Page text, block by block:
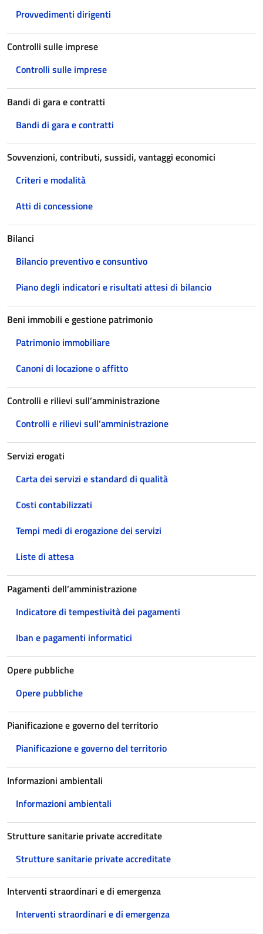
Provvedimenti dirigenti
Controlli sulle imprese
Controlli sulle imprese
Bandi di gara e contratti
Bandi di gara e contratti
Sovvenzioni, contributi, sussidi, vantaggi economici
Criteri e modalità
Atti di concessione
Bilanci
Bilancio preventivo e consuntivo
Piano degli indicatori e risultati attesi di bilancio
Beni immobili e gestione patrimonio
Patrimonio immobiliare
Canoni di locazione o affitto
Controlli e rilievi sull’amministrazione
Controlli e rilievi sull’amministrazione
Servizi erogati
Carta dei servizi e standard di qualità
Costi contabilizzati
Tempi medi di erogazione dei servizi
Liste di attesa
Pagamenti dell’amministrazione
Indicatore di tempestività dei pagamenti
Iban e pagamenti informatici
Opere pubbliche
Opere pubbliche
Pianificazione e governo del territorio
Pianificazione e governo del territorio
Informazioni ambientali
Informazioni ambientali
Strutture sanitarie private accreditate
Strutture sanitarie private accreditate
Interventi straordinari e di emergenza
Interventi straordinari e di emergenza